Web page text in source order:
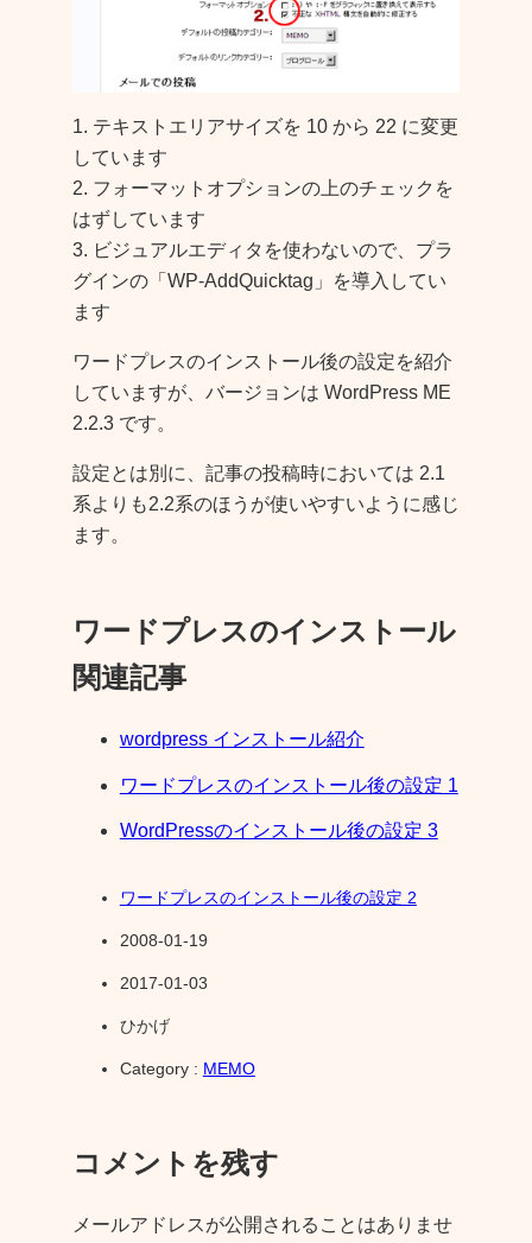
1. テキストエリアサイズを 10 から 22 に変更
しています
2. フォーマットオプションの上のチェックを
はずしています
3. ビジュアルエディタを使わないので、プラ
グインの「WP-AddQuicktag」を導入してい
ます
ワードプレスのインストール後の設定を紹介
していますが、バージョンは WordPress ME
2.2.3 です。
設定とは別に、記事の投稿時においては 2.1
系よりも2.2系のほうが使いやすいように感じ
ます。
ワードプレスのインストール
関連記事
wordpress インストール紹介
ワードプレスのインストール後の設定 1
WordPressのインストール後の設定 3
ワードプレスのインストール後の設定 2
2008-01-19
2017-01-03
ひかげ
Category : MEMO
コメントを残す
メールアドレスが公開されることはありませ